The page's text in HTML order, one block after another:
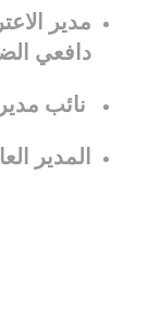
مدير
دافعي
نائب
المدير